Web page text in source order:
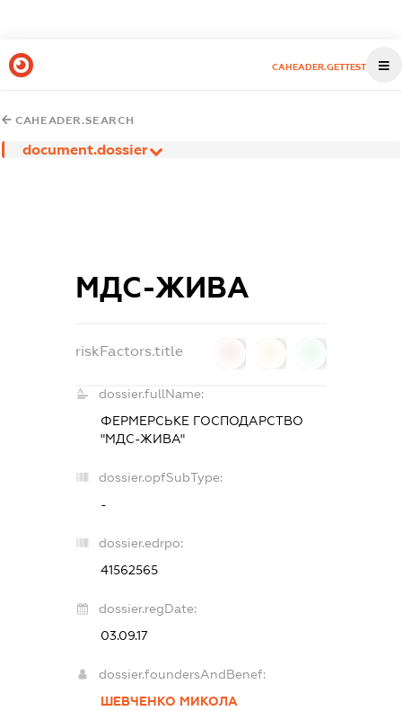
CAHEADER.GETTEST
CAHEADER.SEARCH
document.dossier
МДС-ЖИВА
riskFactors.title
dossier.fullName:
ФЕРМЕРСЬКЕ ГОСПОДАРСТВО
"МДС-ЖИВА"
dossier.opfSubType:
-
dossier.edrpo:
41562565
dossier.regDate:
03.09.17
dossier.foundersAndBenef:
ШЕВЧЕНКО МИКОЛА